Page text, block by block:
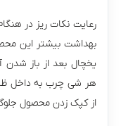
رعایت نکات ریز در
بهداشت بیشتر این
یخچال بعد از باز شدن
هر شی چرب به داخل
از کپک زدن محصول